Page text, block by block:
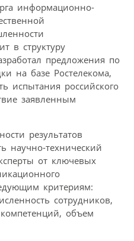
информационно-
в структуру
предложения по
на базе Ростелекома,
испытания российского
заявленным
результатов
научно-технический
от ключевых
критериям:
сотрудников,
объем